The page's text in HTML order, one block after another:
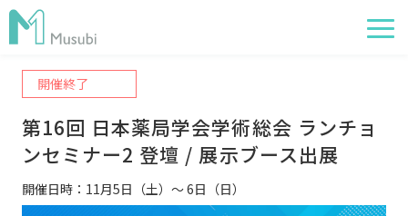
電子薬歴
服薬フォロー
経営管理
AI在庫管理
開催終了
第16回 日本薬局学会学術総会 ランチョ
ンセミナー2 登壇 / 展示ブース出展
開催日時：11月5日（土）～ 6日（日）